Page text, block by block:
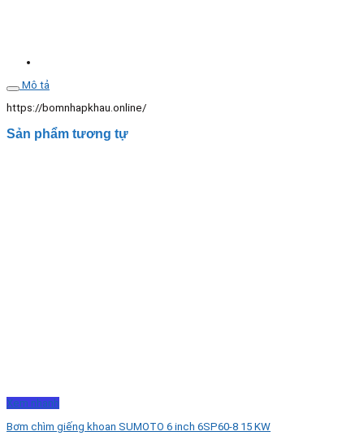
Mô tả
https://bomnhapkhau.online/
Sản phẩm tương tự
Xem nhanh
Bơm chìm giếng khoan SUMOTO 6 inch 6SP60-8 15 KW